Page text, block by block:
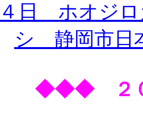
４日 ホオジ
シ 静岡市日
◆◆◆ ２